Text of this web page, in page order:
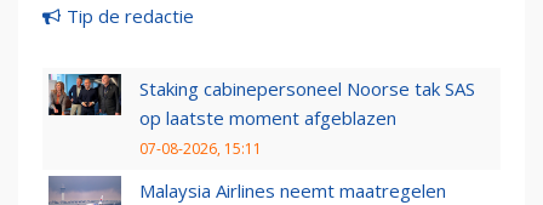
Tip de redactie
Staking cabinepersoneel Noorse tak SAS
op laatste moment afgeblazen
07-08-2026, 15:11
Malaysia Airlines neemt maatregelen